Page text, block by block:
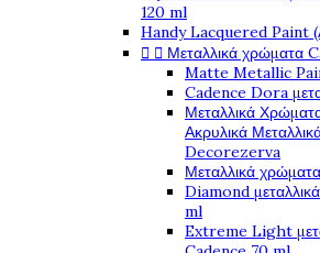
120 ml
Handy Lacquered Paint
  Μεταλλικά χρώματα
Matte Metallic
Cadence Dora
Μεταλλικά
Ακρυλικά
Decorezerva
Μεταλλικά
Diamond
ml
Extreme Light